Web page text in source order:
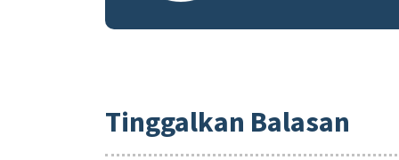
Tinggalkan Balasan